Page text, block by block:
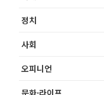
정치
사회
오피니언
문화·라이프